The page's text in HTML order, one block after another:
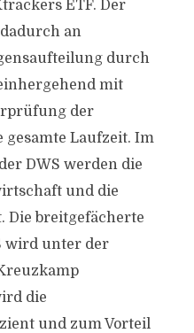
ETF. Der
an
durch
mit
der
gesamte Laufzeit. Im
DWS werden die
und die
Die breitgefächerte
wird unter der
die
und zum Vorteil